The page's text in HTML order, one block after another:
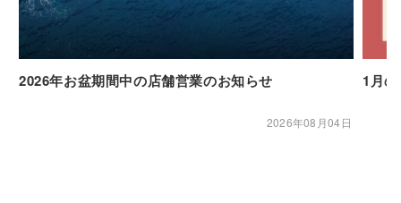
2026年お盆期間中の店舗営業のお知らせ
2026年08月04日
1月